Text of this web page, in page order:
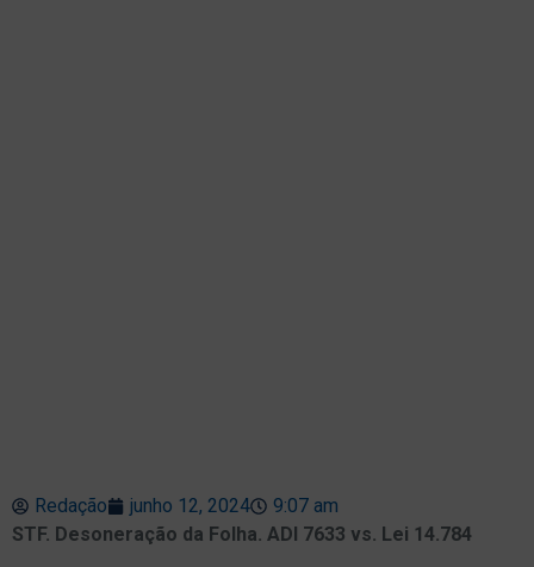
Redação junho 12, 2024
9:07 am
STF. Desoneração da Folha. ADI 7633 vs. Lei 14.784